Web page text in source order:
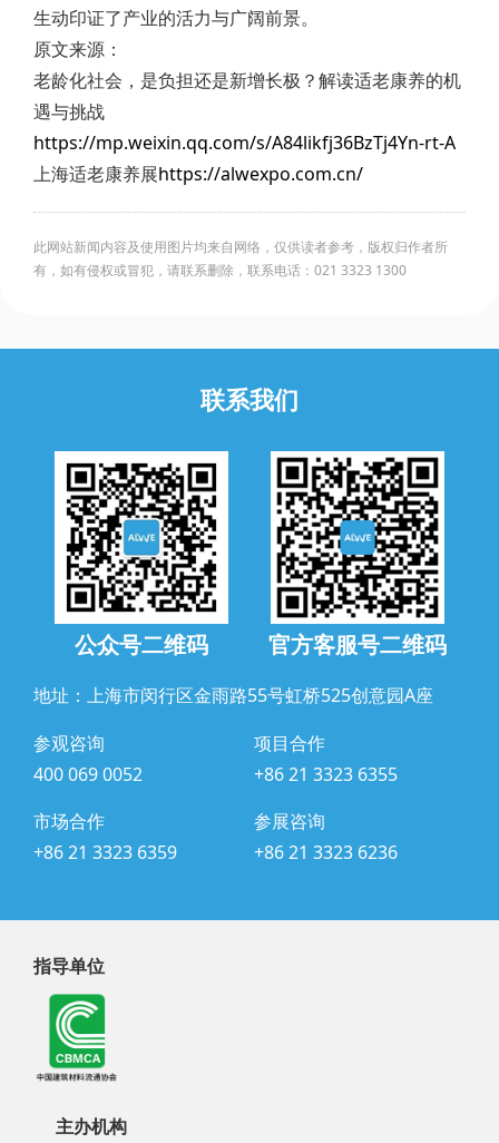
生动印证了产业的活力与广阔前景。
原文来源：
老龄化社会，是负担还是新增长极？解读适老康养的机
遇与挑战
https://mp.weixin.qq.com/s/A84likfj36BzTj4Yn-rt-A
上海适老康养展https://alwexpo.com.cn/
此网站新闻内容及使用图片均来自网络，仅供读者参考，版权归作者所
有，如有侵权或冒犯，请联系删除，联系电话：021 3323 1300
联系我们
公众号二维码 官方客服号二维码
地址：上海市闵行区金雨路55号虹桥525创意园A座
参观咨询
400 069 0052
项目合作
+86 21 3323 6355
市场合作
+86 21 3323 6359
参展咨询
+86 21 3323 6236
指导单位
主办机构